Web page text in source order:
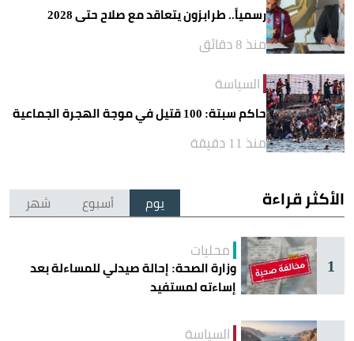
رسمياً.. طرابزون يتعاقد مع صلاح حتى 2028
منذ 8 دقائق
السياسة
حاكم سبتة: 100 قتيل في موجة الهجرة الجماعية
منذ 11 دقيقة
الأكثر قراءة يوم أسبوع شهر
1
محليات
وزارة الصحة: إحالة صيدلي للمساءلة بعد
إساءته لمستفيد
السياسة